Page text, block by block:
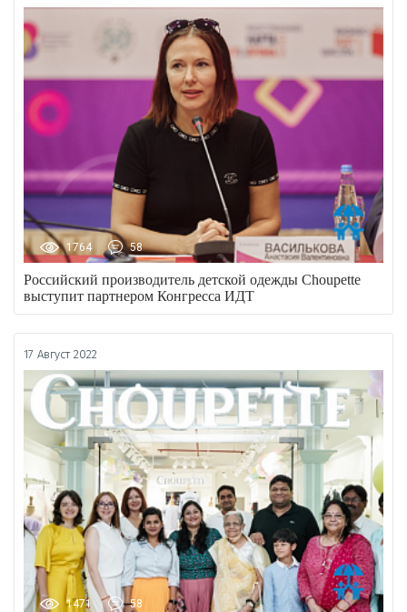
1764 58
Российский производитель детской одежды Choupette
выступит партнером Конгресса ИДТ
17 Август 2022
1471 58